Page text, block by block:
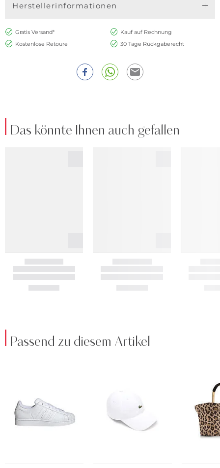
Herstellerinformationen
Gratis Versand*
Kauf auf Rechnung
Kostenlose Retoure
30 Tage Rückgaberecht
Das könnte Ihnen auch gefallen
Passend zu diesem Artikel